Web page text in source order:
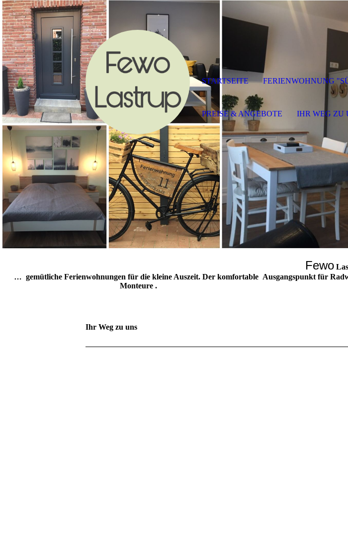
Fewo
… gemütliche Ferienwohnungen für die kleine Auszeit. Der komfortable Ausgangspunkt für
Monteure .
Ihr Weg zu uns
STARTSEITE FERIENWOHNUNG
PREISE & ANGEBOTE IHR WEG ZU